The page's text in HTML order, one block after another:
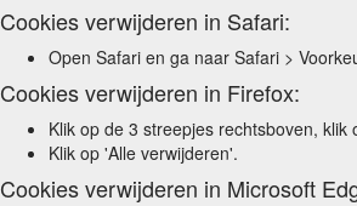
Cookies verwijderen in Safari:
Open Safari en ga naar Safari >
Cookies verwijderen in Firefox:
Klik op de 3 streepjes rechtsboven,
Klik op 'Alle verwijderen'.
Cookies verwijderen in Microsoft